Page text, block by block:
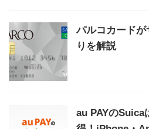
パルコカード
りを解説
au PAYのSuica